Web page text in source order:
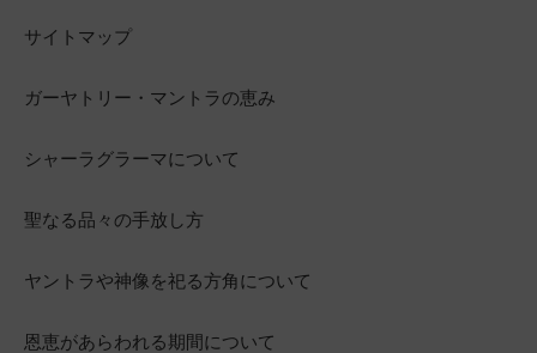
サイトマップ
ガーヤトリー・マントラの恵み
シャーラグラーマについて
聖なる品々の手放し方
ヤントラや神像を祀る方角について
恩恵があらわれる期間について